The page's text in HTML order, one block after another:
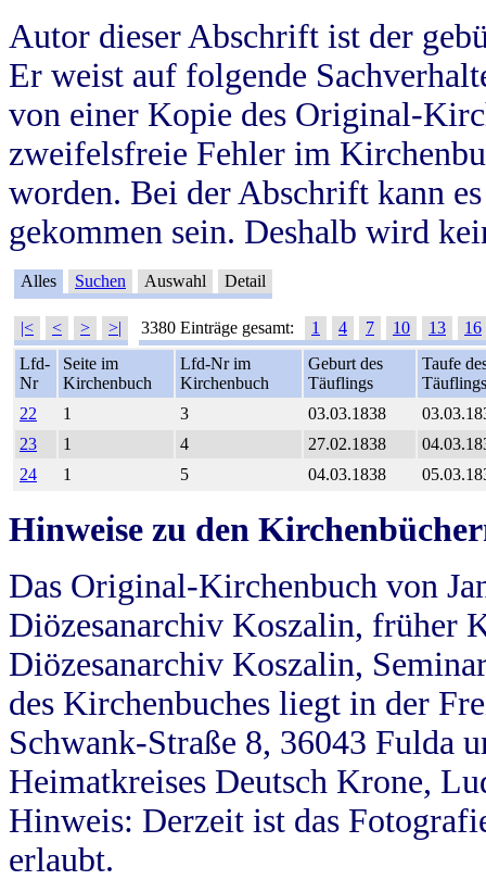
Autor dieser Abschrift ist der
Er weist auf folgende
von einer Kopie des Original-
zweifelsfreie Fehler im
worden. Bei der Abschrift kann
gekommen sein. Deshalb wird
Alles Suchen Auswahl Detail
|< < > >| 3380 Einträge gesamt: 1 4 7 10 13
16
Lfd-
Nr
Seite im
Kirchenbuch
Lfd-Nr im
Kirchenbuch
Geburt des
Täuflings
Taufe
Täuflings
22
1 3 03.03.1838
23
1 4 27.02.1838
24
1 5 04.03.1838
Hinweise zu den
Das Original-Kirchenbuch von
Diözesanarchiv Koszalin, früher
Diözesanarchiv Koszalin,
des Kirchenbuches liegt in der
Schwank-Straße 8, 36043 Fulda
Heimatkreises Deutsch Krone,
Hinweis: Derzeit ist das
erlaubt.